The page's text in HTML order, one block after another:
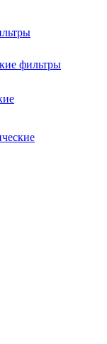
фильтры